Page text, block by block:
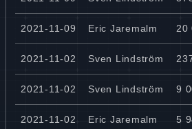
2021-11-09 Eric Jaremalm 20
2021-11-02 Sven Lindström
2021-11-02 Sven Lindström 9
2021-11-02 Eric Jaremalm 5